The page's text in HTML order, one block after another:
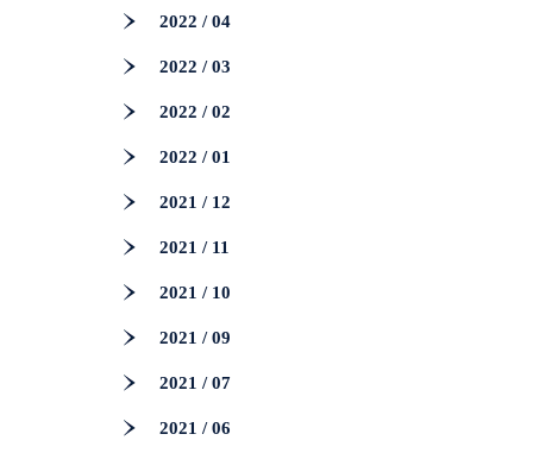
2022 / 04
2022 / 03
2022 / 02
2022 / 01
2021 / 12
2021 / 11
2021 / 10
2021 / 09
2021 / 07
2021 / 06